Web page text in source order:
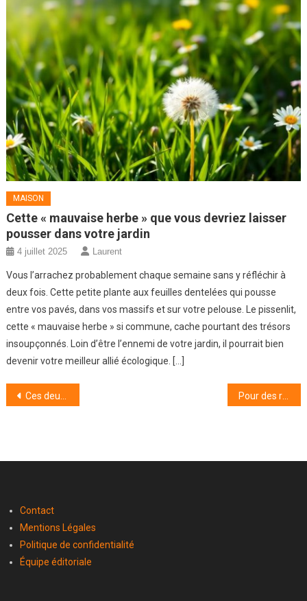
MAISON
Cette « mauvaise herbe » que vous devriez laisser
pousser dans votre jardin
4 juillet 2025 Laurent
Vous l’arrachez probablement chaque semaine sans y réfléchir à
deux fois. Cette petite plante aux feuilles dentelées qui pousse
entre vos pavés, dans vos massifs et sur votre pelouse. Le pissenlit,
cette « mauvaise herbe » si commune, cache pourtant des trésors
insoupçonnés. Loin d’être l’ennemi de votre jardin, il pourrait bien
devenir votre meilleur allié écologique. […]
Navigation
Ces deux villages merveilleux du Limousin méritent le détour Pour des roses éclatantes, suivez ces 8 conseils
Contact
Mentions Légales
Politique de confidentialité
Équipe éditoriale